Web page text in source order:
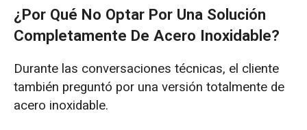
¿Por Qué No Optar Por Una Solución
Completamente De Acero Inoxidable?
Durante las conversaciones técnicas, el cliente
también preguntó por una versión totalmente de
acero inoxidable.